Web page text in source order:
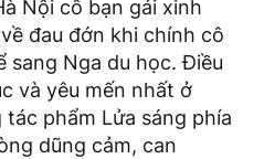
Nội cô bạn gái xinh
đau đớn khi chính cô
sang Nga du học. Điều
và yêu mến nhất ở
phẩm Lửa sáng phía
dũng cảm, can